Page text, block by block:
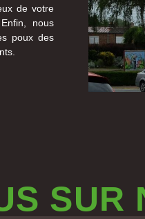
de votre
nous
poux des
SUR